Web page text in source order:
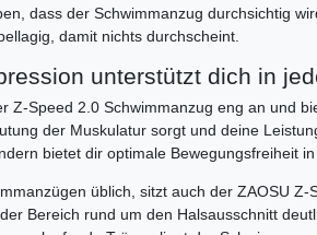
dass der Schwimmanzug durchsichtig
damit nichts durchscheint.
unterstützt dich in
Z-Speed 2.0 Schwimmanzug eng an und
der Muskulatur sorgt und deine
bietet dir optimale Bewegungsfreiheit in
üblich, sitzt auch der ZAOSU
Bereich rund um den Halsausschnitt